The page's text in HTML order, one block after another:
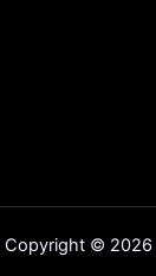
Copyright © 2026